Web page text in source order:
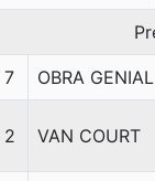
7 OBRA GENIAL
2 VAN COURT